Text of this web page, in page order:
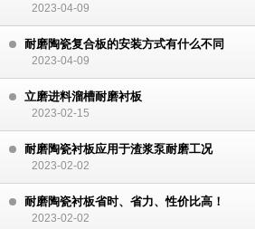
2023-04-09
耐磨陶瓷复合板的安装方式有什么不同
2023-04-09
立磨进料溜槽耐磨衬板
2023-02-15
耐磨陶瓷衬板应用于渣浆泵耐磨工况
2023-02-02
耐磨陶瓷衬板省时、省力、性价比高！
2023-02-02